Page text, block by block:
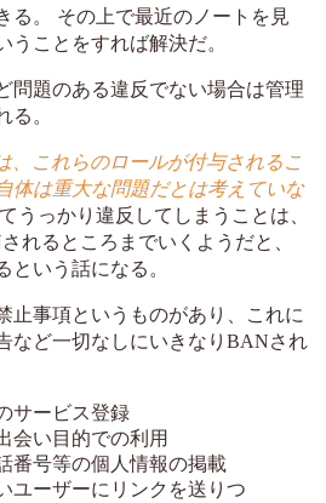
る。 その上で最近のノートを見
うことをすれば解決だ。
問題のある違反でない場合は管理
る。
、これらのロールが付与されるこ
体は重大な問題だとは考えていな
うっかり違反してしまうことは、
れるところまでいくようだと、
という話になる。
止事項というものがあり、これに
など一切なしにいきなりBANされ
サービス登録
会い目的での利用
番号等の個人情報の掲載
ユーザーにリンクを送りつ